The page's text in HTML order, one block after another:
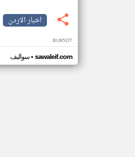
اخبار الاردن
BU95OT
سواليف• sawaleif.com